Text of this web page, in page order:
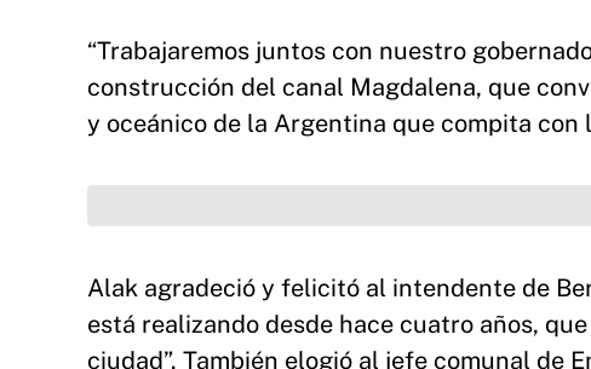
“Trabajaremos juntos con nuestro
construcción del canal Magdalena, que
y oceánico de la Argentina que compita con
Alak agradeció y felicitó al intendente de
está realizando desde hace cuatro años,
ciudad”. También elogió al jefe comunal de